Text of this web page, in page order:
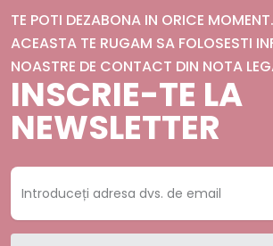
TE POTI DEZABONA IN ORICE
ACEASTA TE RUGAM SA FOLOSESTI
NOASTRE DE CONTACT DIN NOTA
INSCRIE-TE LA
NEWSLETTER